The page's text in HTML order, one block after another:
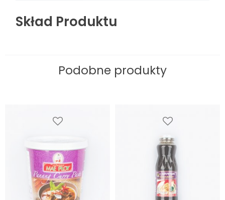
Skład Produktu
Podobne produkty